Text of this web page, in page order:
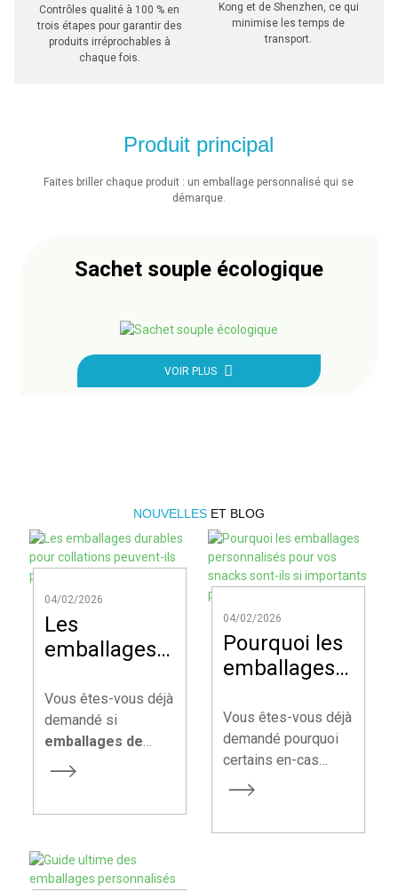
Contrôles qualité à 100 % en
trois étapes pour garantir des
produits irréprochables à
chaque fois.
Kong et de Shenzhen, ce qui
minimise les temps de
transport.
Produit principal
Faites briller chaque produit : un emballage personnalisé qui se
démarque.
Sachet souple écologique
VOIR PLUS
NOUVELLESET BLOG
04/02/2026
Les
emballages
pour
collations
peuvent-ils
protéger vos
Vous êtes-vous déjà
demandé si
emballages de
collations durables
que les solutions
04/02/2026
Pourquoi les
emballages
pour vos
snacks sont-
ils si
importants
Vous êtes-vous déjà
demandé pourquoi
certains en-cas
attirent